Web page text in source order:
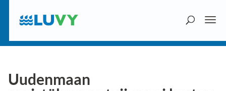
Uudenmaan